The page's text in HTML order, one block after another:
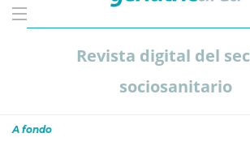
Revista digital del
sociosanitario
A fondo